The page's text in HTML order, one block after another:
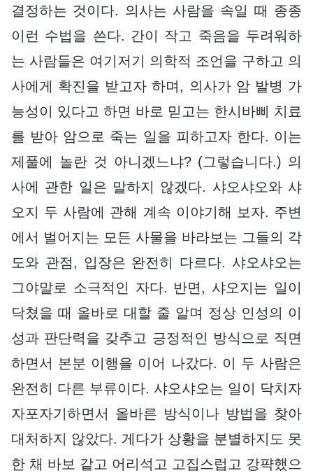
결정하는 것이다. 의사는 사람을 속일 때 종종
이런 수법을 쓴다. 간이 작고 죽음을 두려워하
는 사람들은 여기저기 의학적 조언을 구하고 의
사에게 확진을 받고자 하며, 의사가 암 발병 가
능성이 있다고 하면 바로 믿고는 한시바삐 치료
를 받아 암으로 죽는 일을 피하고자 한다. 이는
제풀에 놀란 것 아니겠느냐? (그렇습니다.) 의
사에 관한 일은 말하지 않겠다. 샤오샤오와 샤
오지 두 사람에 관해 계속 이야기해 보자. 주변
에서 벌어지는 모든 사물을 바라보는 그들의 각
도와 관점, 입장은 완전히 다르다. 샤오샤오는
그야말로 소극적인 자다. 반면, 샤오지는 일이
닥쳤을 때 올바로 대할 줄 알며 정상 인성의 이
성과 판단력을 갖추고 긍정적인 방식으로 직면
하면서 본분 이행을 이어 나갔다. 이 두 사람은
완전히 다른 부류이다. 샤오샤오는 일이 닥치자
자포자기하면서 올바른 방식이나 방법을 찾아
대처하지 않았다. 게다가 상황을 분별하지도 못
한 채 바보 같고 어리석고 고집스럽고 강퍅했으